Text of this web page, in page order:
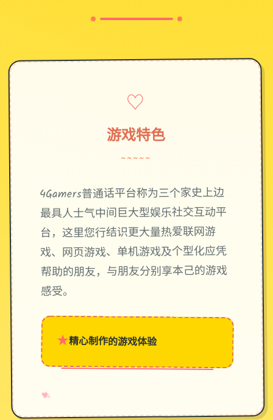
♡
游戏特色
~~~~~
4Gamers普通话平台称为三个家史上边
最具人士气中间巨大型娱乐社交互动平
台，这里您行结识更大量热爱联网游
戏、网页游戏、单机游戏及个型化应凭
帮助的朋友，与朋友分别享本己的游戏
感受。
★精心制作的游戏体验
♥
✧
→